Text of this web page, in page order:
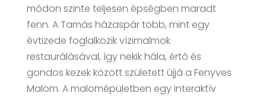
módon szinte teljesen épségben maradt
fenn. A Tamás házaspár több, mint egy
évtizede foglalkozik vízimalmok
restaurálásával, így nekik hála, értő és
gondos kezek között született újjá a Fenyves
Malom. A malomépületben egy interaktív